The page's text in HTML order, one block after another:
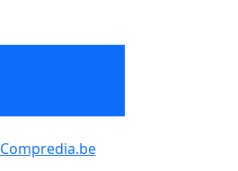
Compredia.be